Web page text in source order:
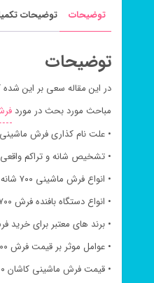
توضیحات توضیحات
توضیحات
در این مقاله سعی بر این
مباحث مورد بحث در موردفرش
• علت نام کذاری فرش ماشینی ۷۰۰ شانه
• تشخیص شانه و تراکم واقعی
• انواع فرش ماشینی ۷۰۰ شانه
• انواع دستگاه بافنده فرش ۷۰۰
• برند های معتبر برای خرید فرش ۷۰۰
• عوامل موثر بر قیمت فرش ۷۰۰ شانه
• قیمت فرش ماشینی کاشان ۷۰۰ شانه